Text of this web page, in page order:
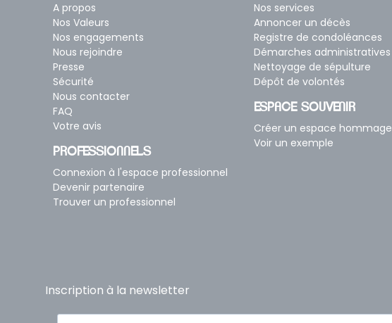
A propos
Nos Valeurs
Nos engagements
Nous rejoindre
Presse
Sécurité
Nous contacter
FAQ
Votre avis
PROFESSIONNELS
Connexion à l'espace professionnel
Devenir partenaire
Trouver un professionnel
Nos services
Annoncer un décès
Registre de condoléances
Démarches administratives
Nettoyage de sépulture
Dépôt de volontés
ESPACE SOUVENIR
Créer un espace hommage
Voir un exemple
Inscription à la newsletter